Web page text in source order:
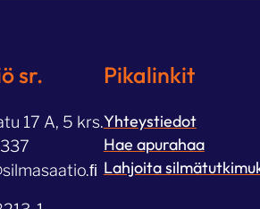
sr.
17 A, 5 krs.
Pikalinkit
Yhteystiedot
Hae apurahaa
Lahjoita